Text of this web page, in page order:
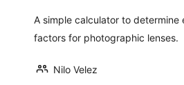
A simple calculator to
factors for photographic lenses.
Nilo Velez